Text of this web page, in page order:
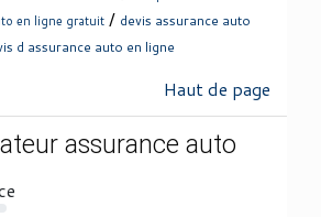
en ligne gratuit / devis assurance auto
d assurance auto en ligne
Haut de page
assurance auto